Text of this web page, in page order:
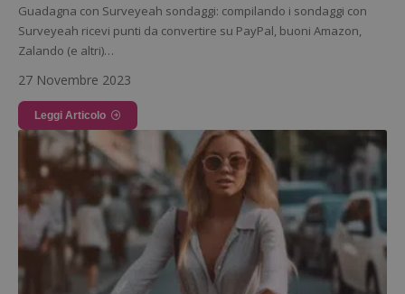
Guadagna con Surveyeah sondaggi: compilando i sondaggi con
Surveyeah ricevi punti da convertire su PayPal, buoni Amazon,
Zalando (e altri)…
27 Novembre 2023
Leggi Articolo